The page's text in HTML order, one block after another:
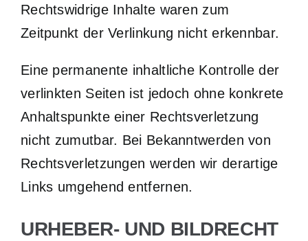
Rechtswidrige Inhalte waren zum
Zeitpunkt der Verlinkung nicht erkennbar.
Eine permanente inhaltliche Kontrolle der
verlinkten Seiten ist jedoch ohne konkrete
Anhaltspunkte einer Rechtsverletzung
nicht zumutbar. Bei Bekanntwerden von
Rechtsverletzungen werden wir derartige
Links umgehend entfernen.
URHEBER- UND BILDRECHT